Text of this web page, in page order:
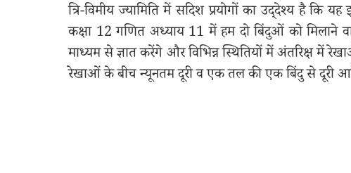
त्रि-विमीय ज्यामिति में सदिश प्रयोगों का उद्‌देश्य है
कक्षा 12 गणित अध्याय 11 में हम दो बिंदुओं को मिलाने
माध्यम से ज्ञात करेंगे और विभिन्न स्थितियों में अंतरिक्ष
रेखाओं के बीच न्यूनतम दूरी व एक तल की एक बिंदु से दूरी